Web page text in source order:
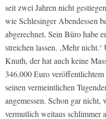
seit zwei Jahren nicht
wie Schlesinger Abendessen
abgerechnet. Sein Büro habe
streichen lassen. ‚Mehr
Knuth, der hat auch keine
346.000 Euro
seinen vermeintlichen
angemessen. Schon gar nicht,
vermutlich weitaus schlimmer